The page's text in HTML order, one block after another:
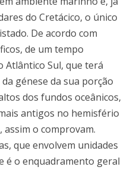
do Cretácico, o único
De acordo com
de um tempo
Atlântico Sul, que terá
génese da sua porção
dos fundos oceânicos,
antigos no hemisfério
o comprovam.
que envolvem unidades
é o enquadramento geral